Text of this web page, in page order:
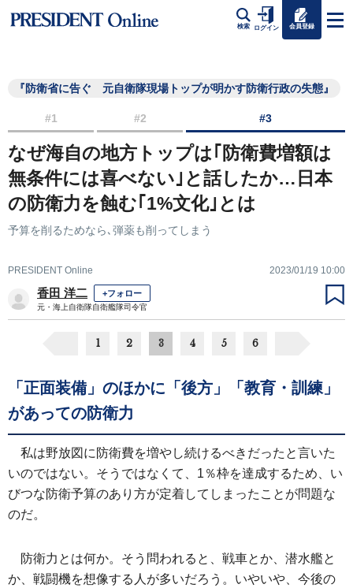
検索 ログイン 会員登録
『防衛省に告ぐ 元自衛隊現場トップが明かす防衛行政の失態』
#1 #2 #3
なぜ海自の地方トップは｢防衛費増額は
無条件には喜べない｣と話したか…日本
の防衛力を蝕む｢1%文化｣とは
予算を削るためなら､弾薬も削ってしまう
PRESIDENT Online 2023/01/19 10:00
香田 洋二 +フォロー
元・海上自衛隊自衛艦隊司令官
1 2 3 4 5 6
「正面装備」のほかに「後方」「教育・訓練」
があっての防衛力
私は野放図に防衛費を増やし続けるべきだったと言いた
いのではない。そうではなくて、1％枠を達成するため、い
びつな防衛予算のあり方が定着してしまったことが問題な
のだ。
防衛力とは何か。そう問われると、戦車とか、潜水艦と
か、戦闘機を想像する人が多いだろう。いやいや、今後の